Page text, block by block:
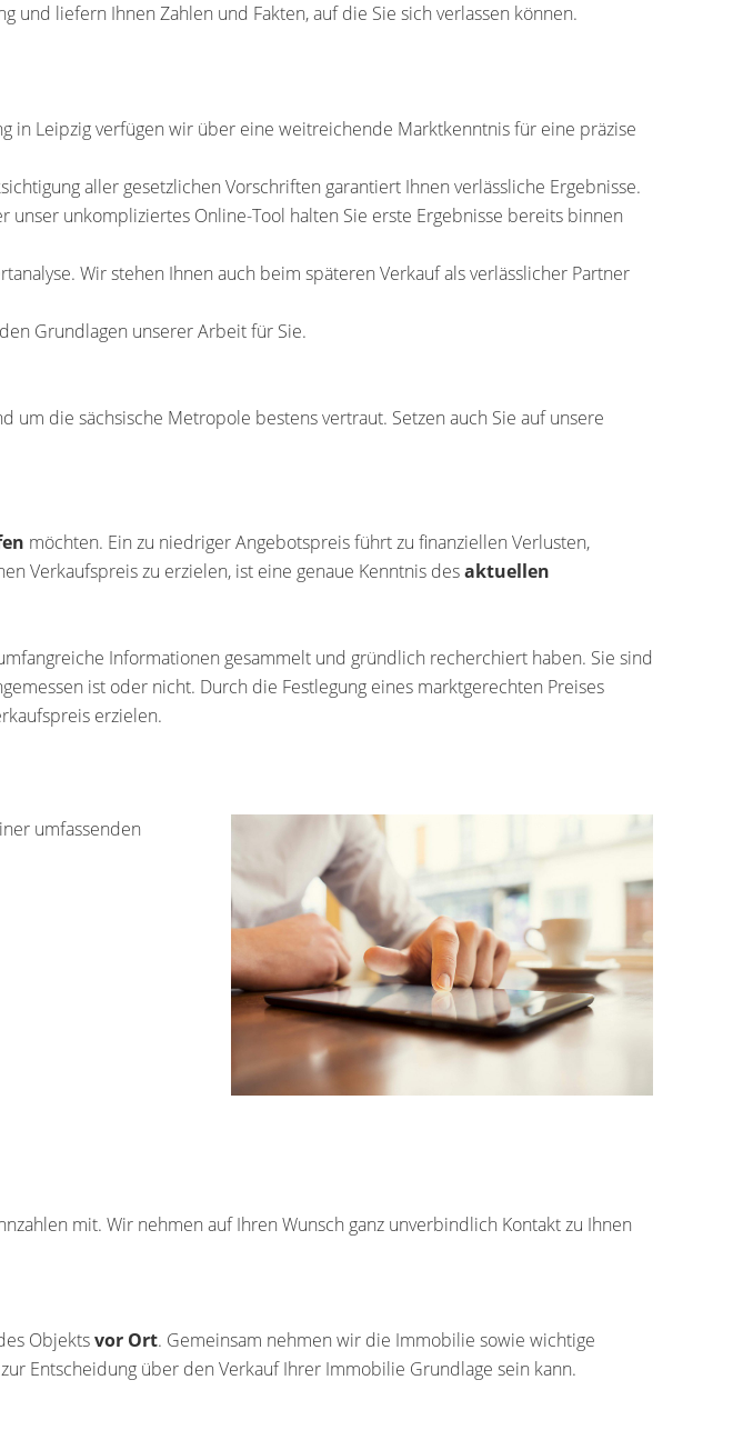
liefern Ihnen Zahlen und Fakten, auf die Sie sich verlassen können.
in Leipzig verfügen wir über eine weitreichende Marktkenntnis für eine präzise
aller gesetzlichen Vorschriften garantiert Ihnen verlässliche Ergebnisse.
unser unkompliziertes Online-Tool halten Sie erste Ergebnisse bereits binnen
Wir stehen Ihnen auch beim späteren Verkauf als verlässlicher Partner
Grundlagen unserer Arbeit für Sie.
die sächsische Metropole bestens vertraut. Setzen auch Sie auf unsere
möchten. Ein zu niedriger Angebotspreis führt zu finanziellen Verlusten,
Verkaufspreis zu erzielen, ist eine genaue Kenntnis desaktuellen
Informationen gesammelt und gründlich recherchiert haben. Sie sind
ist oder nicht. Durch die Festlegung eines marktgerechten Preises
erzielen.
umfassenden
mit. Wir nehmen auf Ihren Wunsch ganz unverbindlich Kontakt zu Ihnen
Objektsvor Ort. Gemeinsam nehmen wir die Immobilie sowie wichtige
Entscheidung über den Verkauf Ihrer Immobilie Grundlage sein kann.